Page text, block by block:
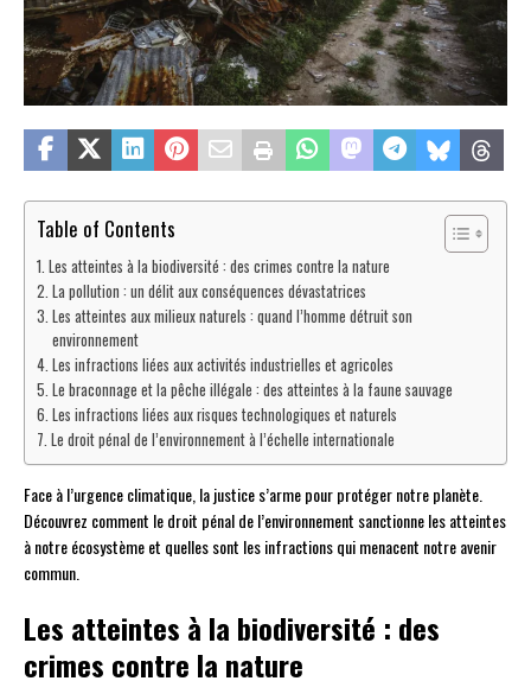
Table of Contents
Les atteintes à la biodiversité : des crimes contre la nature
La pollution : un délit aux conséquences dévastatrices
Les atteintes aux milieux naturels : quand l’homme détruit son
environnement
Les infractions liées aux activités industrielles et agricoles
Le braconnage et la pêche illégale : des atteintes à la faune sauvage
Les infractions liées aux risques technologiques et naturels
Le droit pénal de l’environnement à l’échelle internationale
Face à l’urgence climatique, la justice s’arme pour protéger notre planète.
Découvrez comment le droit pénal de l’environnement sanctionne les atteintes
à notre écosystème et quelles sont les infractions qui menacent notre avenir
commun.
Les atteintes à la biodiversité : des
crimes contre la nature